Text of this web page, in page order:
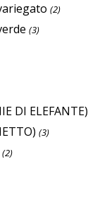
(2)
(3)
DI ELEFANTE)
(3)
(2)